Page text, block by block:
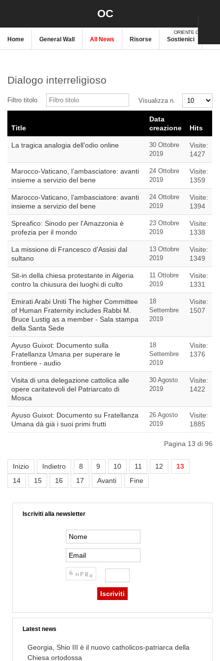
OC
ORIENTE CRISTIANO
Home General Wall All News Risorse Sostienici
Dialogo interreligioso
Filtro titolo Visualizza n.
Title
Data
creazione
Hits
La tragica analogia dell’odio online
30 Ottobre
2019
Visite:
1427
Marocco-Vaticano, l’ambasciatore: avanti
insieme a servizio del bene
24 Ottobre
2019
Visite:
1359
Marocco-Vaticano, l’ambasciatore: avanti
insieme a servizio del bene
24 Ottobre
2019
Visite:
1394
Spreafico: Sinodo per l'Amazzonia è
profezia per il mondo
23 Ottobre
2019
Visite:
1338
La missione di Francesco d'Assisi dal
sultano
13 Ottobre
2019
Visite:
1349
Sit-in della chiesa protestante in Algeria
contro la chiusura dei luoghi di culto
11 Ottobre
2019
Visite:
1331
Emirati Arabi Uniti The higher Committee
of Human Fraternity includes Rabbi M.
Bruce Lustig as a member - Sala stampa
della Santa Sede
18
Settembre
2019
Visite:
1507
Ayuso Guixot: Documento sulla
Fratellanza Umana per superare le
frontiere - audio
18
Settembre
2019
Visite:
1376
Visita di una delegazione cattolica alle
opere caritatevoli del Patriarcato di
Mosca
30 Agosto
2019
Visite:
1422
Ayuso Guixot: Documento su Fratellanza
Umana dà già i suoi primi frutti
26 Agosto
2019
Visite:
1885
Pagina 13 di 96
Inizio Indietro 8 9 10 11 12
13
14
15 16 17 Avanti Fine
Iscriviti alla newsletter
Latest news
Georgia, Shio III è il nuovo catholicos-patriarca della
Chiesa ortodossa